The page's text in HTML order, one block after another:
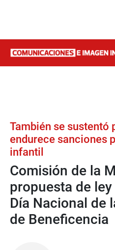
También se sustentó
endurece sanciones
infantil
Comisión de la
propuesta de
Día Nacional de
de Beneficencia